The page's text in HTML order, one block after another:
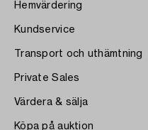
Hemvärdering
Kundservice
Transport och uthämtning
Private Sales
Värdera & sälja
Köpa på auktion